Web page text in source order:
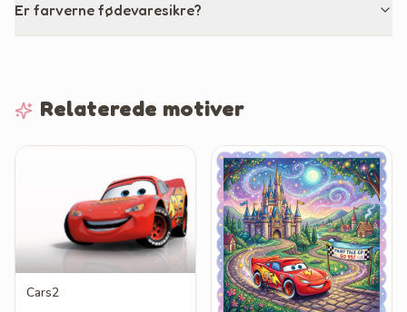
Er farverne fødevaresikre?
Relaterede motiver
Cars2